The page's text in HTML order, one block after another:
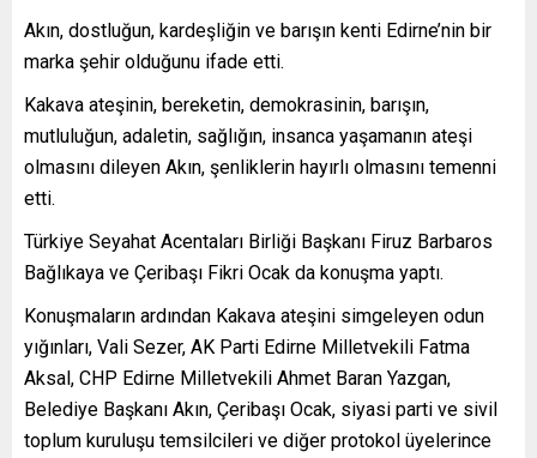
Akın, dostluğun, kardeşliğin ve barışın kenti Edirne’nin bir
marka şehir olduğunu ifade etti.
Kakava ateşinin, bereketin, demokrasinin, barışın,
mutluluğun, adaletin, sağlığın, insanca yaşamanın ateşi
olmasını dileyen Akın, şenliklerin hayırlı olmasını temenni
etti.
Türkiye Seyahat Acentaları Birliği Başkanı Firuz Barbaros
Bağlıkaya ve Çeribaşı Fikri Ocak da konuşma yaptı.
Konuşmaların ardından Kakava ateşini simgeleyen odun
yığınları, Vali Sezer, AK Parti Edirne Milletvekili Fatma
Aksal, CHP Edirne Milletvekili Ahmet Baran Yazgan,
Belediye Başkanı Akın, Çeribaşı Ocak, siyasi parti ve sivil
toplum kuruluşu temsilcileri ve diğer protokol üyelerince